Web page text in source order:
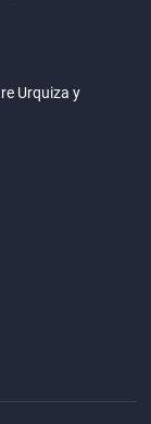
Urquiza y